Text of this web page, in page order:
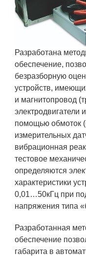
Семинар
Препринты
Зимняя школа
плотностей
Молодежная
конференция
Технологии.
ПРОДУКЦИЯ И
ДПО и ПО
Лазерные
Каталог
Разработана
обеспечение,
безразборную
устройств,
и магнитопровод
электродвигатели
помощью обмоток
измерительных
вибрационная
тестовое
определяются
характеристики
0,01…50кГц при
напряжения типа
Разработанная
обеспечение
габарита в